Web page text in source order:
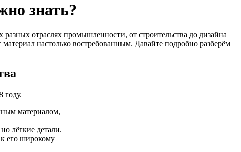
знать?
отраслях промышленности, от строительства до дизайна
настолько востребованным. Давайте подробно разберём
году.
материалом,
лёгкие детали.
его широкому